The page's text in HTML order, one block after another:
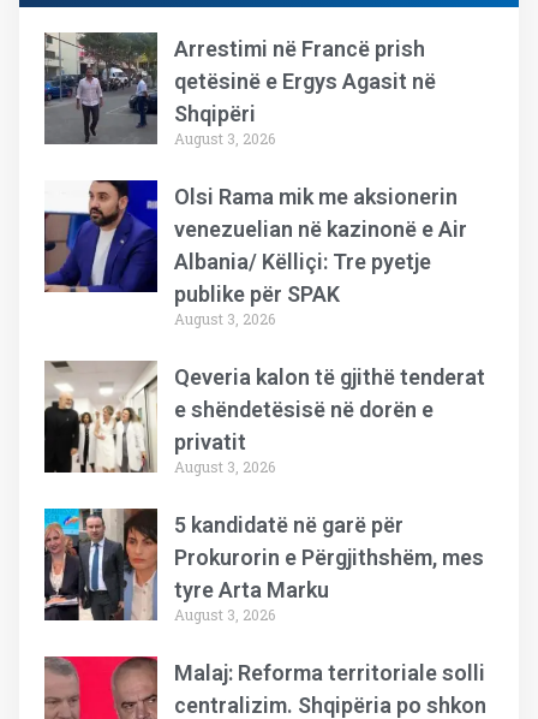
Arrestimi në Francë prish
qetësinë e Ergys Agasit në
Shqipëri
August 3, 2026
Olsi Rama mik me aksionerin
venezuelian në kazinonë e Air
Albania/ Këlliçi: Tre pyetje
publike për SPAK
August 3, 2026
Qeveria kalon të gjithë tenderat
e shëndetësisë në dorën e
privatit
August 3, 2026
5 kandidatë në garë për
Prokurorin e Përgjithshëm, mes
tyre Arta Marku
August 3, 2026
Malaj: Reforma territoriale solli
centralizim. Shqipëria po shkon